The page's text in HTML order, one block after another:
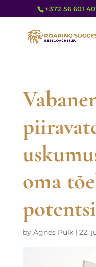
+372 56 601
oma
by Agnes Pulk| 22,